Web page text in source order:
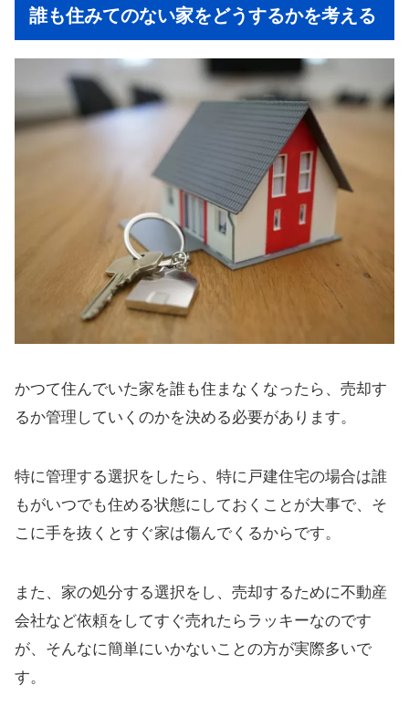
誰も住みてのない家をどうするかを考える
かつて住んでいた家を誰も住まなくなったら、売却す
るか管理していくのかを決める必要があります。
特に管理する選択をしたら、特に戸建住宅の場合は誰
もがいつでも住める状態にしておくことが大事で、そ
こに手を抜くとすぐ家は傷んでくるからです。
また、家の処分する選択をし、売却するために不動産
会社など依頼をしてすぐ売れたらラッキーなのです
が、そんなに簡単にいかないことの方が実際多いで
す。